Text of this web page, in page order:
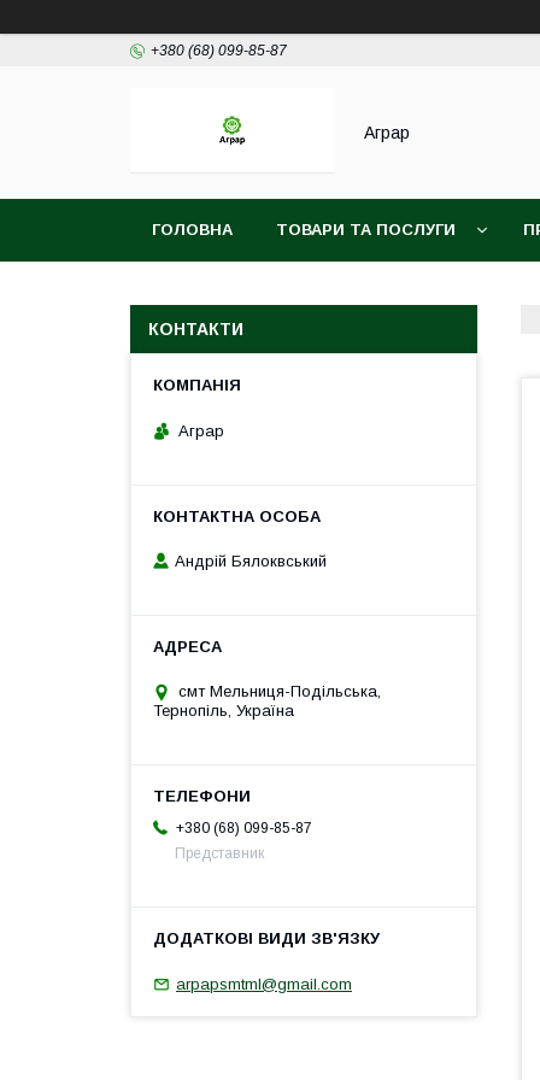
+380 (68) 099-85-87
Аграр
ГОЛОВНА ТОВАРИ ТА ПОСЛУГИ
КОНТАКТИ
Аграр
Андрій Бялоквський
смт Мельниця-Подільська,
Тернопіль, Україна
+380 (68) 099-85-87
Представник
arpapsmtml@gmail.com